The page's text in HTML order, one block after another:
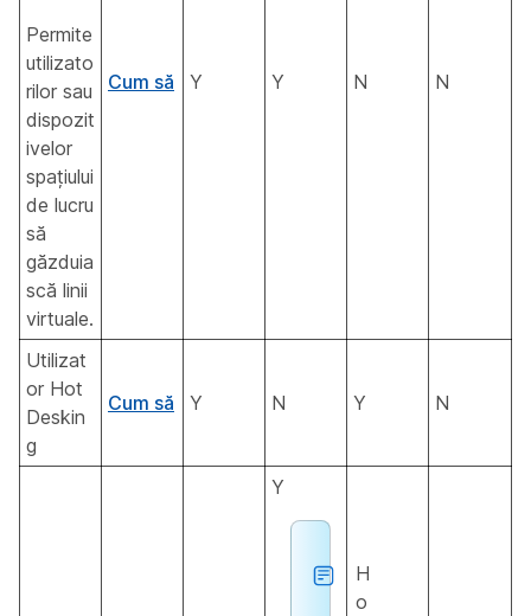
Permite
utilizato
rilor sau
dispozit
ivelor
spațiului
de lucru
să
găzduia
scă linii
virtuale.
Cum să Y Y N N
Utilizat
or Hot
Deskin
g
Cum să Y N Y N
Y
H
o